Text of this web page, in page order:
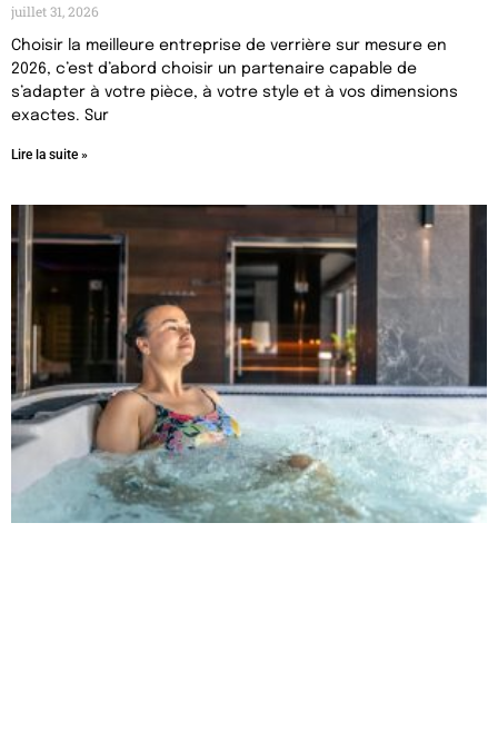
juillet 31, 2026
Choisir la meilleure entreprise de verrière sur mesure en
2026, c’est d’abord choisir un partenaire capable de
s’adapter à votre pièce, à votre style et à vos dimensions
exactes. Sur
Lire la suite »